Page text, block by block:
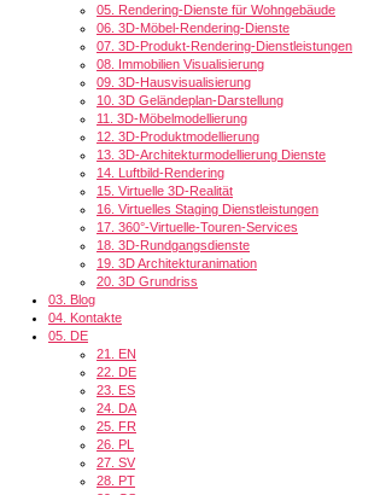
05. Rendering-Dienste für Wohngebäude
06. 3D-Möbel-Rendering-Dienste
07. 3D-Produkt-Rendering-Dienstleistungen
08. Immobilien Visualisierung
09. 3D-Hausvisualisierung
10. 3D Geländeplan-Darstellung
11. 3D-Möbelmodellierung
12. 3D-Produktmodellierung
13. 3D-Architekturmodellierung Dienste
14. Luftbild-Rendering
15. Virtuelle 3D-Realität
16. Virtuelles Staging Dienstleistungen
17. 360°-Virtuelle-Touren-Services
18. 3D-Rundgangsdienste
19. 3D Architekturanimation
20. 3D Grundriss
03. Blog
04. Kontakte
05. DE
21. EN
22. DE
23. ES
24. DA
25. FR
26. PL
27. SV
28. PT